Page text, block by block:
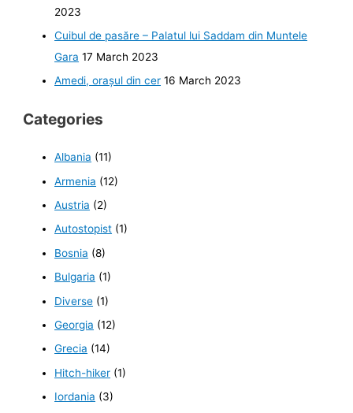
2023
Cuibul de pasăre – Palatul lui Saddam din Muntele
Gara 17 March 2023
Amedi, orașul din cer 16 March 2023
Categories
Albania (11)
Armenia (12)
Austria (2)
Autostopist (1)
Bosnia (8)
Bulgaria (1)
Diverse (1)
Georgia (12)
Grecia (14)
Hitch-hiker (1)
Iordania (3)